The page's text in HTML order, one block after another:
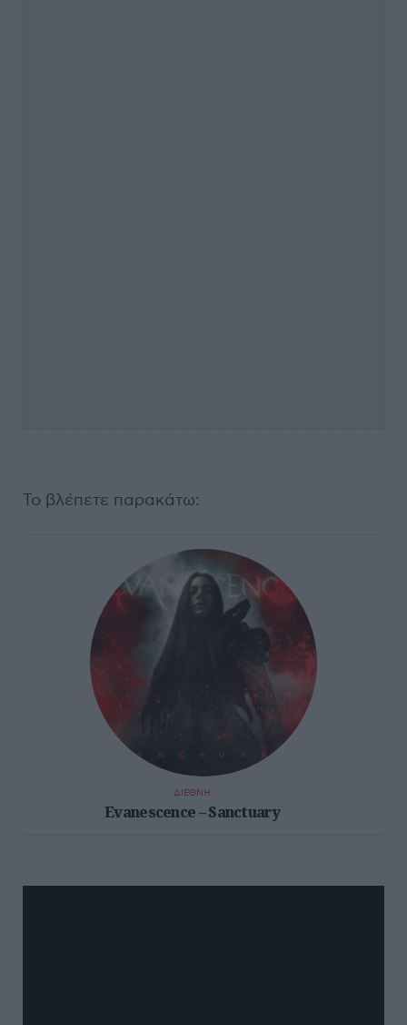
Το βλέπετε παρακάτω:
ΔΙΕΘΝΗ
Evanescence – Sanctuary